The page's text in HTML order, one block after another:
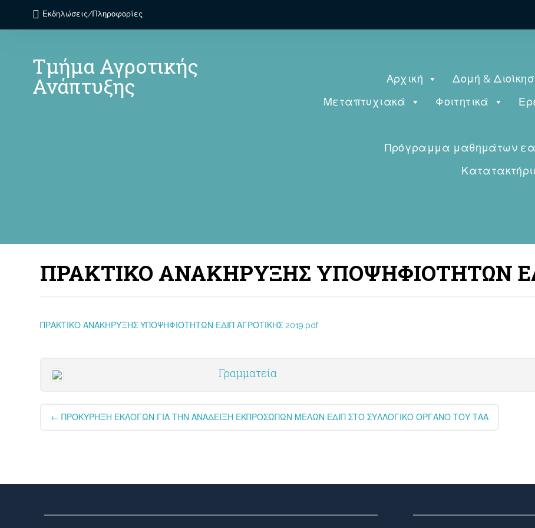
Εκδηλώσεις/Πληροφορίες
Τμήμα Αγροτικής
Ανάπτυξης Αρχική Δομή &
Μεταπτυχιακά
Φοιτητικά
Πρόγραμμα μαθημάτων
ΠΡΑΚΤΙΚΟ ΑΝΑΚΗΡΥΞΗΣ ΥΠΟΨΗΦΙΟΤΗΤΩΝ
ΠΡΑΚΤΙΚΟ ΑΝΑΚΗΡΥΞΗΣ ΥΠΟΨΗΦΙΟΤΗΤΩΝ ΕΔΙΠ ΑΓΡΟΤΙΚΗΣ 2019.pdf
Γραμματεία
Post
← ΠΡΟΚΥΡΗΞΗ ΕΚΛΟΓΩΝ ΓΙΑ ΤΗΝ ΑΝΑΔΕΙΞΗ ΕΚΠΡΟΣΩΠΩΝ ΜΕΛΩΝ ΕΔΙΠ ΣΤΟ ΣΥΛΛΟΓΙΚΟ ΟΡΓΑΝΟ ΤΟΥ ΤΑΑ